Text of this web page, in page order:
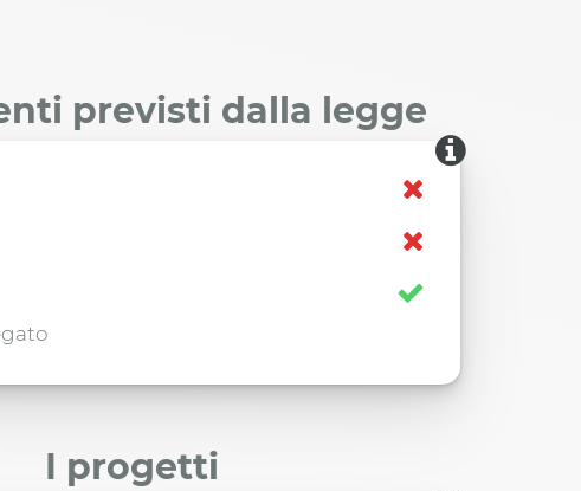
previsti dalla legge
I progetti